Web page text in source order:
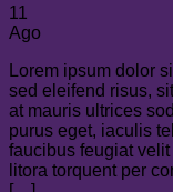
11
Ago
Lorem ipsum dolor
sed eleifend risus,
at mauris ultrices
purus eget, iaculis
faucibus feugiat
litora torquent per